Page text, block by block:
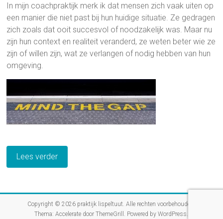
In mijn coachpraktijk merk ik dat mensen zich vaak uiten op
een manier die niet past bij hun huidige situatie. Ze gedragen
zich zoals dat ooit succesvol of noodzakelijk was. Maar nu
zijn hun context en realiteit veranderd, ze weten beter wie ze
zijn of willen zijn, wat ze verlangen of nodig hebben van hun
omgeving.
Lees verder
Copyright © 2026 praktijk lispeltuut . Alle rechten voorbehouden.
Thema:Accelerate door ThemeGrill. Powered byWordPress